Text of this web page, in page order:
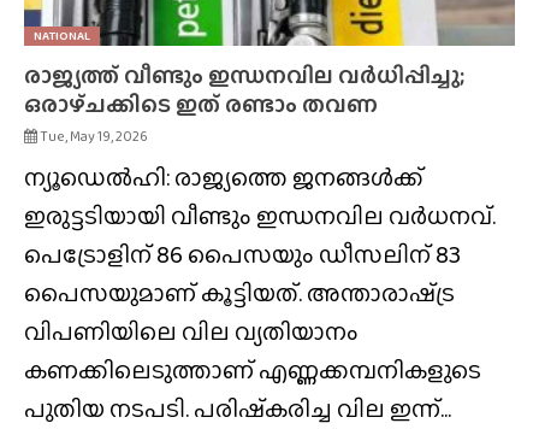
NATIONAL
രാജ്യത്ത് വീണ്ടും ഇന്ധനവില വർധിപ്പിച്ചു;
ഒരാഴ്‌ചക്കിടെ ഇത് രണ്ടാം തവണ
Tue, May 19, 2026
ന്യൂഡെൽഹി: രാജ്യത്തെ ജനങ്ങൾക്ക്
ഇരുട്ടടിയായി വീണ്ടും ഇന്ധനവില വർധനവ്.
പെട്രോളിന് 86 പൈസയും ഡീസലിന് 83
പൈസയുമാണ് കൂട്ടിയത്. അന്താരാഷ്‌ട്ര
വിപണിയിലെ വില വ്യതിയാനം
കണക്കിലെടുത്താണ് എണ്ണക്കമ്പനികളുടെ
പുതിയ നടപടി. പരിഷ്‌കരിച്ച വില ഇന്ന്...